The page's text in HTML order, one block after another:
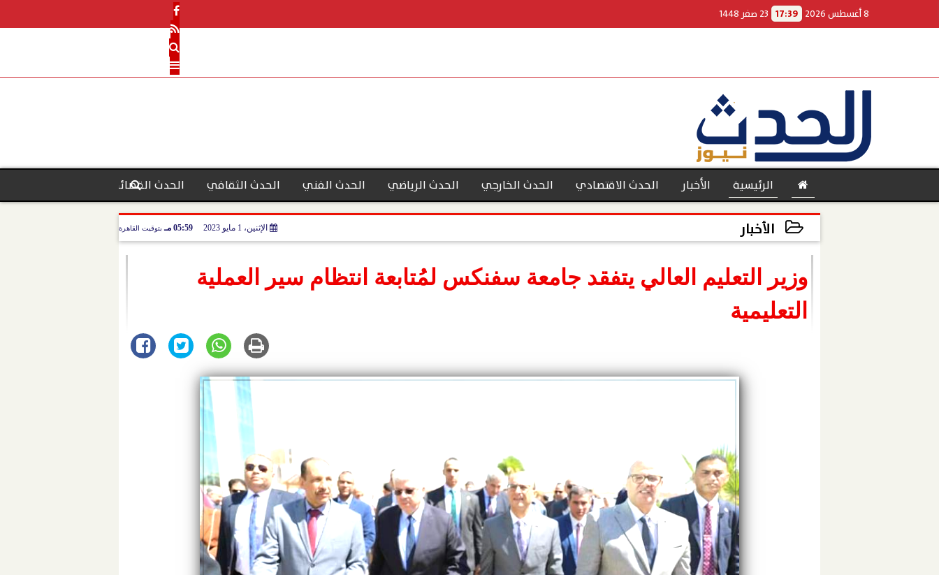
8 أغسطس 2026 17:39 23 صفر 1448
الرئيسية الأخبار الحدث الاقتصادي الحدث الخارجي الحدث الرياضي الحدث الفني الحدث الثقافي الحدث القضائي
الأخبار الإثنين، 1 مايو 2023 05:59 مـ بتوقيت القاهرة
وزير التعليم العالي يتفقد جامعة سفنكس لمُتابعة انتظام سير العملية
التعليمية